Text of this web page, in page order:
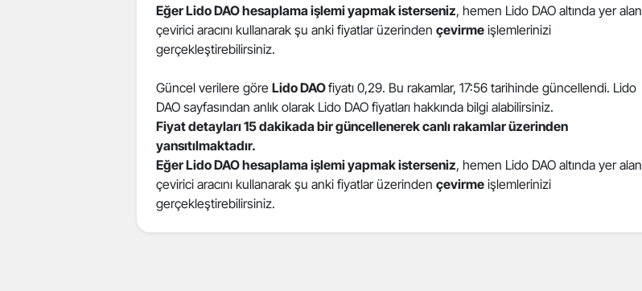
Eğer Lido DAO hesaplama işlemi yapmak isterseniz, hemen Lido DAO altında yer alan
çevirici aracını kullanarak şu anki fiyatlar üzerinden çevirme işlemlerinizi
gerçekleştirebilirsiniz.
Güncel verilere göre Lido DAOfiyatı 0,29. Bu rakamlar, 17:56 tarihinde güncellendi. Lido
DAO sayfasından anlık olarak Lido DAO fiyatları hakkında bilgi alabilirsiniz.
Fiyat detayları 15 dakikada bir güncellenerek canlı rakamlar üzerinden
yansıtılmaktadır.
Eğer Lido DAO hesaplama işlemi yapmak isterseniz, hemen Lido DAO altında yer alan
çevirici aracını kullanarak şu anki fiyatlar üzerinden çevirme işlemlerinizi
gerçekleştirebilirsiniz.